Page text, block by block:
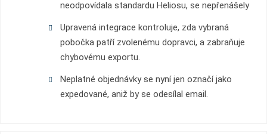
neodpovídala standardu Heliosu, se nepřenášely
Upravená integrace kontroluje, zda vybraná
pobočka patří zvolenému dopravci, a zabraňuje
chybovému exportu.
Neplatné objednávky se nyní jen označí jako
expedované, aniž by se odesílal email.